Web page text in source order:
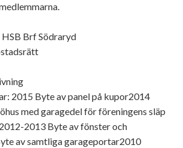
HSB Brf Södraryd
2015 Byte av panel på kupor2014
med garagedel för föreningens släp
2013 Byte av fönster och
av samtliga garageportar2010